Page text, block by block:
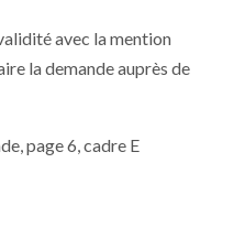
avec la mention
la demande auprès de
page 6, cadre E